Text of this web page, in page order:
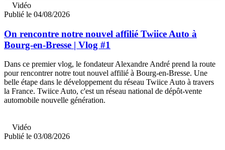
Vidéo
Publié le 04/08/2026
On rencontre notre nouvel affilié Twiice Auto à
Bourg-en-Bresse | Vlog #1
Dans ce premier vlog, le fondateur Alexandre André prend la route
pour rencontrer notre tout nouvel affilié à Bourg-en-Bresse. Une
belle étape dans le développement du réseau Twiice Auto à travers
la France. Twiice Auto, c'est un réseau national de dépôt-vente
automobile nouvelle génération.
Vidéo
Publié le 03/08/2026